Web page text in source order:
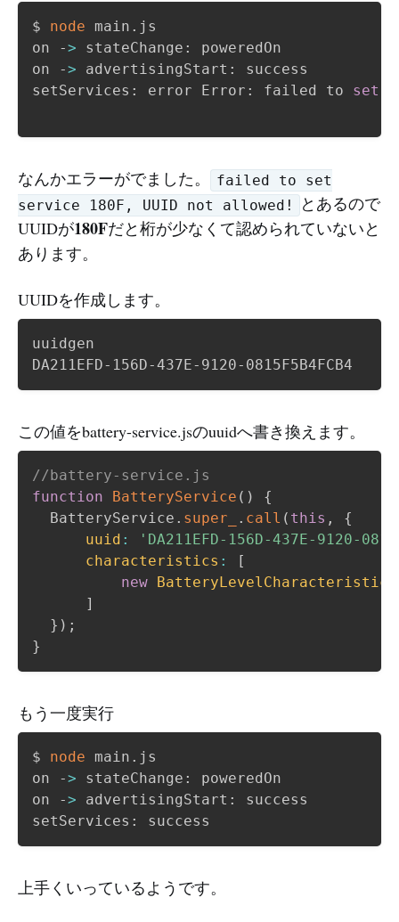
$ node main.js
on -> stateChange: poweredOn
on -> advertisingStart: success
setServices: error Error: failed to set
なんかエラーがでました。
failed to set
service 180F, UUID not allowed!
とあるので
UUIDが180Fだと桁が少なくて認められていないと
あります。
UUIDを作成します。
uuidgen
この値をbattery-service.jsのuuidへ書き換えます。
//battery-service.js
function
BatteryService ( )
{
  BatteryService
. super_ . call ( this ,
{
uuid :
'DA211EFD-156D-437E-9120-
characteristics :
[
new BatteryLevelCharacteristic
]
} ) ;
}
もう一度実行
$ node main.js
on -> stateChange: poweredOn
on -> advertisingStart: success
上手くいっているようです。